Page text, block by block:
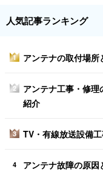
人気記事ランキング
1 アンテナの取付場所
2
アンテナ工事・修
紹介
3 TV・有線放送設備
4 アンテナ故障の原因